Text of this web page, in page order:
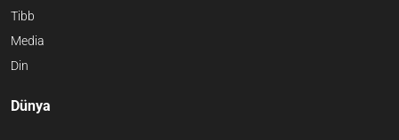
Tibb
Media
Din
Dünya